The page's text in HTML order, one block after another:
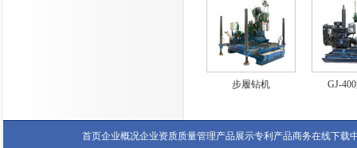
步履钻机 GJ-
首页企业概况企业资质质量管理产品展示专利产品商务在线下载